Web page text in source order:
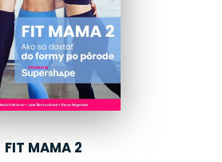
FIT MAMA 2